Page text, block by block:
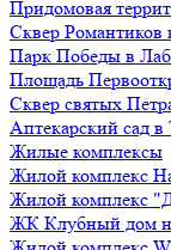
Придомовая
Сквер Романтиков
Парк Победы в
Площадь
Сквер святых
Аптекарский сад в
Жилые комплексы
Жилой комплекс
Жилой комплекс
ЖК Клубный дом